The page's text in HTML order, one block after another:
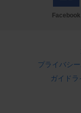
Facebook
プライバシ
ガイドラ